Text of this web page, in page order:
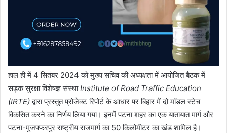
हाल ही में 4 सितंबर 2024 को मुख्य सचिव की अध्यक्षता में आयोजित बैठक में
सड़क सुरक्षा विशेषज्ञ संस्थाInstitute of Road Traffic Education
(IRTE)द्वारा प्रस्तुत प्रोजेक्ट रिपोर्ट के आधार पर बिहार में दो मॉडल स्टेच
विकसित करने का निर्णय लिया गया। इनमें पटना शहर का एक यातायात मार्ग और
पटना-मुजफ्फरपुर राष्ट्रीय राजमार्ग का 50 किलोमीटर का खंड शामिल है।